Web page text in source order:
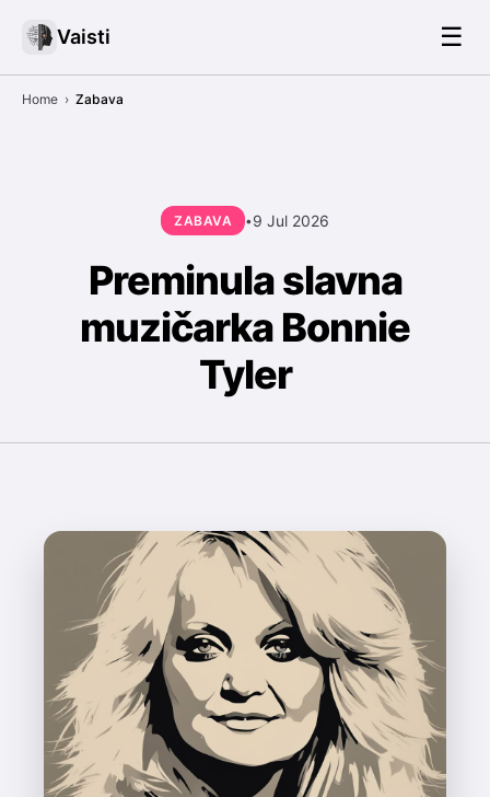
Vaisti ☰
Home › Zabava
ZABAVA •9 Jul 2026
Preminula slavna
muzičarka Bonnie
Tyler